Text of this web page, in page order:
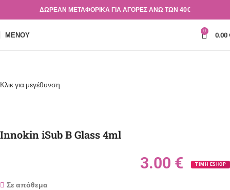
ΔΩΡΕΑΝ ΜΕΤΑΦΟΡΙΚΑ ΓΙΑ ΑΓΟΡΕΣ ΑΝΩ ΤΩΝ 40€
ΜΕΝΟΎ 0 0.00
Κλικ για μεγέθυνση
Innokin iSub B Glass 4ml
3.00 € ΤΙΜΗ ESHOP
Σε απόθεμα